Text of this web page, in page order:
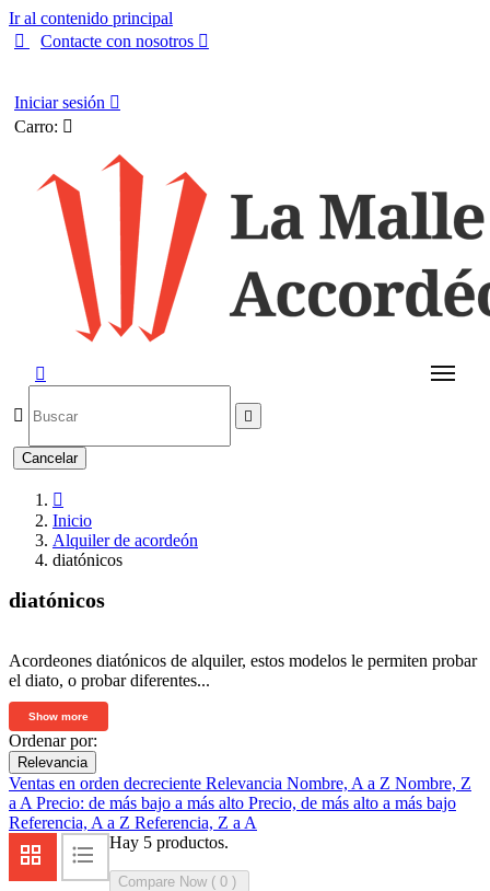
Ir al contenido principal

Contacte con nosotros 
Iniciar sesión 
Carro: 

 
Cancelar

Inicio
Alquiler de acordeón
diatónicos
diatónicos
Acordeones diatónicos de alquiler, estos modelos le permiten probar
el diato, o probar diferentes...
Show more
Ordenar por:
Relevancia
Ventas en orden decreciente Relevancia Nombre, A a Z Nombre, Z
a A Precio: de más bajo a más alto Precio, de más alto a más bajo
Referencia, A a Z Referencia, Z a A
Hay 5 productos.
Compare Now ( 0